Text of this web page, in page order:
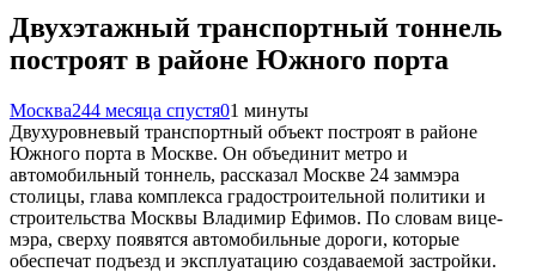
Двухэтажный транспортный тоннель
построят в районе Южного порта
Москва244 месяца спустя01 минуты
Двухуровневый транспортный объект построят в районе
Южного порта в Москве. Он объединит метро и
автомобильный тоннель, рассказал Москве 24 заммэра
столицы, глава комплекса градостроительной политики и
строительства Москвы Владимир Ефимов. По словам вице-
мэра, сверху появятся автомобильные дороги, которые
обеспечат подъезд и эксплуатацию создаваемой застройки.